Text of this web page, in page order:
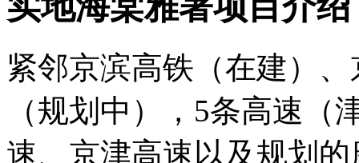
紧邻京滨高铁（在建）
（规划中），5条高速
速、京津高速以及规划